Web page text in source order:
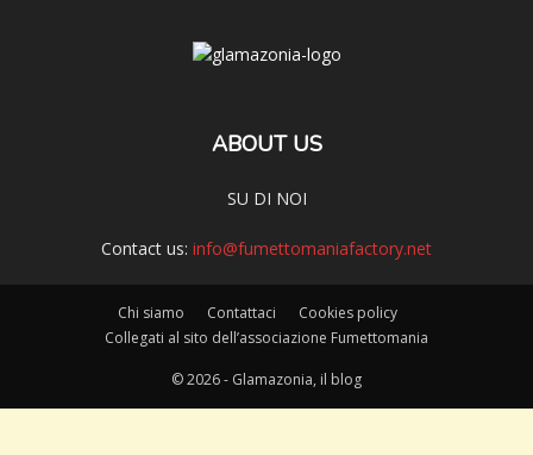
ABOUT US
SU DI NOI
Contact us: info@fumettomaniafactory.net
Chi siamo Contattaci
Cookies policy
Collegati al sito dell’associazione Fumettomania
© 2026 - Glamazonia, il blog